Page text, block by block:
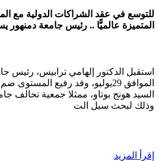
للتوسع في عقد الشراكات الدولية مع
المتميزة عالميًّا .. رئيس جامعة دمنهور
استقبل الدكتور إلهامي ترابيس، رئيس
الموافق 29يوليو، وفد رفيع
السيد هونج بوتاو، ممثلا جمعية تحالف
وذلك لبحث سبل الت
إقرأ المزيد